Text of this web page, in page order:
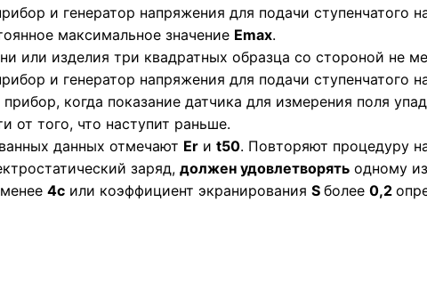
и генератор напряжения для подачи ступенчатого
максимальное значение Emax.
или изделия три квадратных образца со стороной не
и генератор напряжения для подачи ступенчатого
когда показание датчика для измерения поля
от того, что наступит раньше.
данных отмечают Er и t50. Повторяют процедуру
заряд, должен удовлетворять одному
менее 4с или коэффициент экранирования S более 0,2